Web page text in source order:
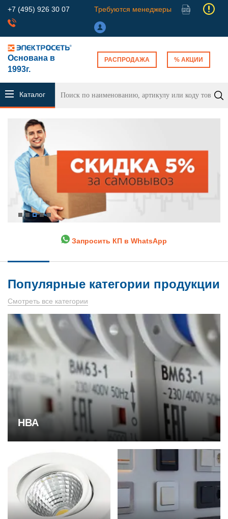
+7 (495) 926 30 07 Требуются менеджеры
Основана в
1993г.
РАСПРОДАЖА % АКЦИИ
Каталог
продукции
Запросить КП в WhatsApp
Популярные категории продукции
Смотреть все категории
НВА